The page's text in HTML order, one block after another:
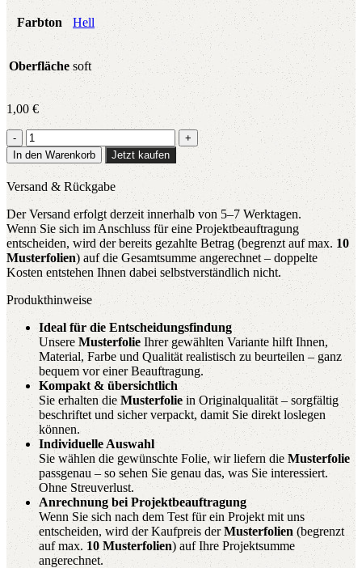
Farbton Hell
Oberfläche soft
1,00€
Cream
Grey
Oak
-
NE61
Menge
In den Warenkorb Jetzt kaufen
Versand & Rückgabe
Der Versand erfolgt derzeit innerhalb von 5–7 Werktagen.
Wenn Sie sich im Anschluss für eine Projektbeauftragung
entscheiden, wird der bereits gezahlte Betrag (begrenzt auf max. 10
Musterfolien) auf die Gesamtsumme angerechnet – doppelte
Kosten entstehen Ihnen dabei selbstverständlich nicht.
Produkthinweise
Ideal für die Entscheidungsfindung
Unsere Musterfolie Ihrer gewählten Variante hilft Ihnen,
Material, Farbe und Qualität realistisch zu beurteilen – ganz
bequem vor einer Beauftragung.
Kompakt & übersichtlich
Sie erhalten dieMusterfoliein Originalqualität – sorgfältig
beschriftet und sicher verpackt, damit Sie direkt loslegen
können.
Individuelle Auswahl
Sie wählen die gewünschte Folie, wir liefern die Musterfolie
passgenau – so sehen Sie genau das, was Sie interessiert.
Ohne Streuverlust.
Anrechnung bei Projektbeauftragung
Wenn Sie sich nach dem Test für ein Projekt mit uns
entscheiden, wird der Kaufpreis derMusterfolien(begrenzt
auf max.10 Musterfolien) auf Ihre Projektsumme
angerechnet.